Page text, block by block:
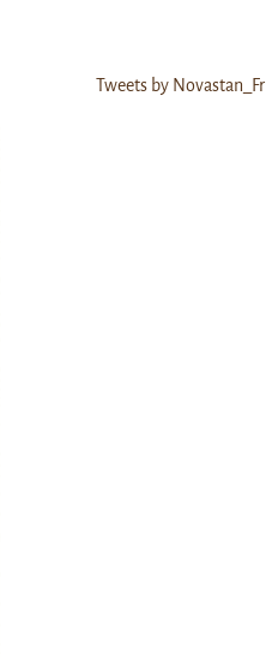
Tweets by Novastan_Fr